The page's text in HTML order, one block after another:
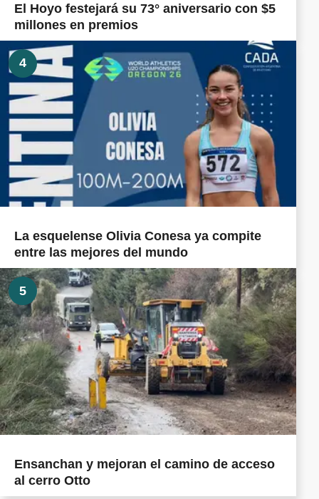
El Hoyo festejará su 73° aniversario con $5
millones en premios
4
La esquelense Olivia Conesa ya compite
entre las mejores del mundo
5
Ensanchan y mejoran el camino de acceso
al cerro Otto